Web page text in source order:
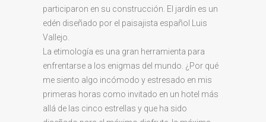
participaron en su construcción. El jardín es un
edén diseñado por el paisajista español Luis
Vallejo.
La etimología es una gran herramienta para
enfrentarse a los enigmas del mundo. ¿Por qué
me siento algo incómodo y estresado en mis
primeras horas como invitado en un hotel más
allá de las cinco estrellas y que ha sido